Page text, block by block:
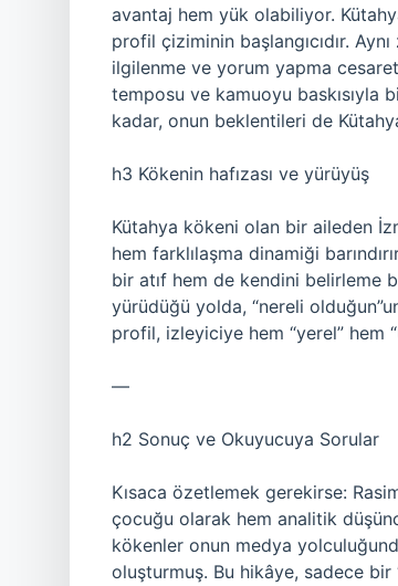
avantaj hem yük olabiliyor.
profil çiziminin başlangıcıdır.
ilgilenme ve yorum yapma
temposu ve kamuoyu baskısıyla
kadar, onun beklentileri de
h3 Kökenin hafızası ve yürüyüş
Kütahya kökeni olan bir aileden
hem farklılaşma dinamiği
bir atıf hem de kendini belirleme
yürüdüğü yolda, “nereli
profil, izleyiciye hem “yerel” hem
—
h2 Sonuç ve Okuyucuya Sorular
Kısaca özetlemek gerekirse:
çocuğu olarak hem analitik
kökenler onun medya
oluşturmuş. Bu hikâye, sadece